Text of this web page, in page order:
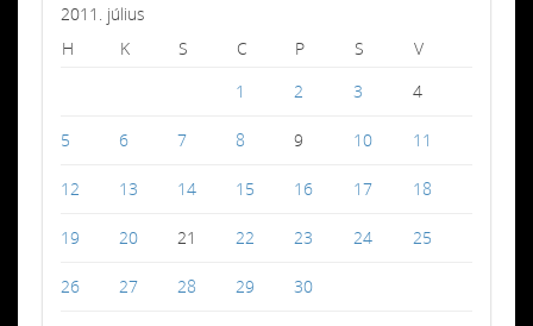
2011. július
H
K S C P S
V
1
2 3 4
5 6 7 8 9 10 11
12 13 14 15 16 17 18
19 20 21 22 23 24 25
26 27 28 29 30